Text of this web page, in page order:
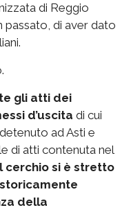
di Reggio
passato, di aver dato
gli atti dei
d’uscita di cui
ad Asti e
di atti contenuta nel
cerchio si è stretto
della